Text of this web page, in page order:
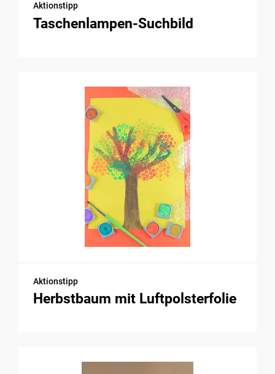
Aktionstipp
Taschenlampen-Suchbild
Aktionstipp
Herbstbaum mit Luftpolsterfolie